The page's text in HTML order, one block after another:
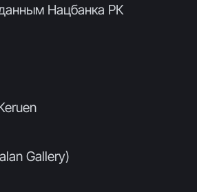
Нацбанка РК
Gallery)